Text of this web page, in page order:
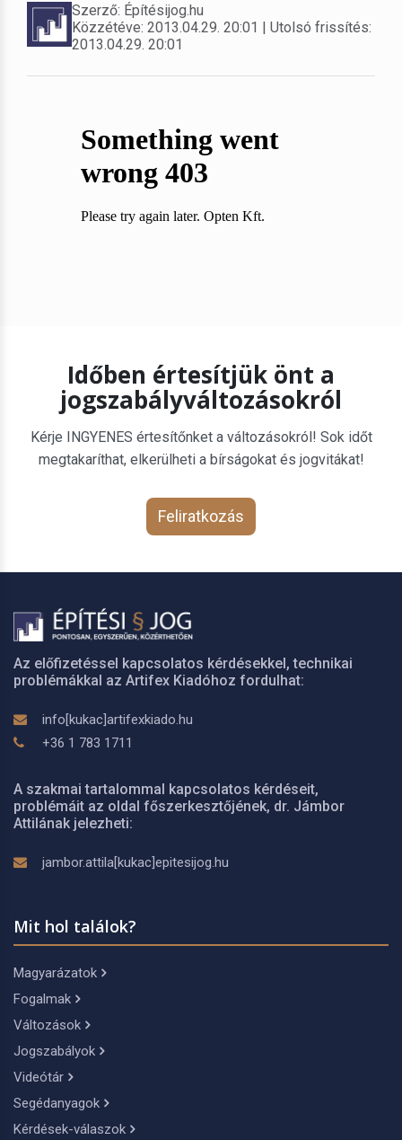
Szerző: Építésijog.hu
Közzétéve: 2013.04.29. 20:01 | Utolsó frissítés:
2013.04.29. 20:01
Időben értesítjük önt a
jogszabályváltozásokról
Kérje INGYENES értesítőnket a változásokról! Sok időt
megtakaríthat, elkerülheti a bírságokat és jogvitákat!
Feliratkozás
Az előfizetéssel kapcsolatos kérdésekkel, technikai
problémákkal az Artifex Kiadóhoz fordulhat:
info[kukac]artifexkiado.hu
+36 1 783 1711
A szakmai tartalommal kapcsolatos kérdéseit,
problémáit az oldal főszerkesztőjének, dr. Jámbor
Attilának jelezheti:
jambor.attila[kukac]epitesijog.hu
Mit hol találok?
Magyarázatok
Fogalmak
Változások
Jogszabályok
Videótár
Segédanyagok
Kérdések-válaszok